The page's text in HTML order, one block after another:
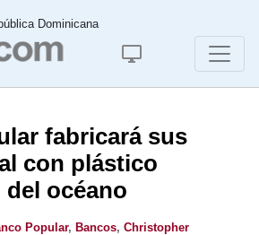
Dominicana
fabricará sus
con plástico
océano
Popular, Bancos, Christopher